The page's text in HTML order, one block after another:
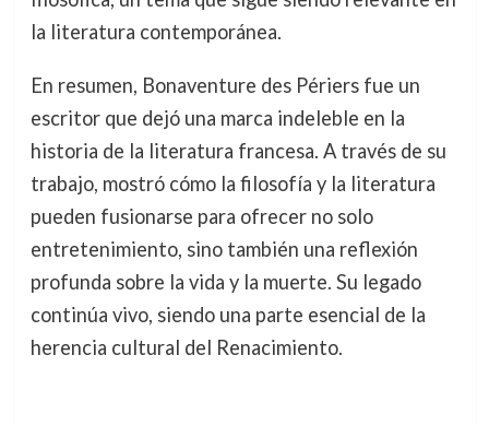
la literatura contemporánea.
En resumen, Bonaventure des Périers fue un
escritor que dejó una marca indeleble en la
historia de la literatura francesa. A través de su
trabajo, mostró cómo la filosofía y la literatura
pueden fusionarse para ofrecer no solo
entretenimiento, sino también una reflexión
profunda sobre la vida y la muerte. Su legado
continúa vivo, siendo una parte esencial de la
herencia cultural del Renacimiento.